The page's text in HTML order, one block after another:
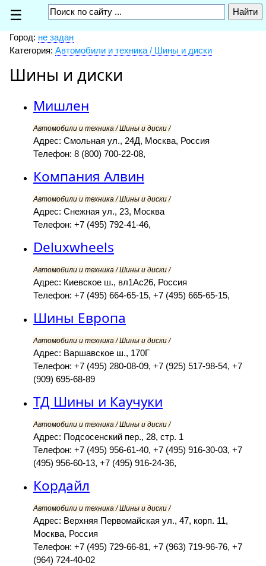
☰
Город: не задан
Категория: Автомобили и техника / Шины и диски
Шины и диски
Мишлен
Автомобили и техника / Шины и диски /
Адрес: Смольная ул., 24Д, Москва, Россия
Телефон: 8 (800) 700-22-08,
Компания Алвин
Автомобили и техника / Шины и диски /
Адрес: Снежная ул., 23, Москва
Телефон: +7 (495) 792-41-46,
Deluxwheels
Автомобили и техника / Шины и диски /
Адрес: Киевское ш., вл1Ас26, Россия
Телефон: +7 (495) 664-65-15, +7 (495) 665-65-15,
Шины Европа
Автомобили и техника / Шины и диски /
Адрес: Варшавское ш., 170Г
Телефон: +7 (495) 280-08-09, +7 (925) 517-98-54, +7
(909) 695-68-89
ТД Шины и Каучуки
Автомобили и техника / Шины и диски /
Адрес: Подсосенский пер., 28, стр. 1
Телефон: +7 (495) 956-61-40, +7 (495) 916-30-03, +7
(495) 956-60-13, +7 (495) 916-24-36,
Кордайл
Автомобили и техника / Шины и диски /
Адрес: Верхняя Первомайская ул., 47, корп. 11,
Москва, Россия
Телефон: +7 (495) 729-66-81, +7 (963) 719-96-76, +7
(964) 724-40-02